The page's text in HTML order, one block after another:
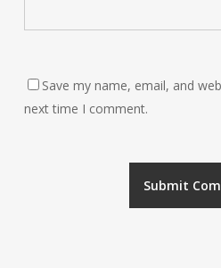
Save my name, email, and
next time I comment.